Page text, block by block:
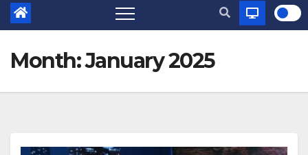
Month:January 2025